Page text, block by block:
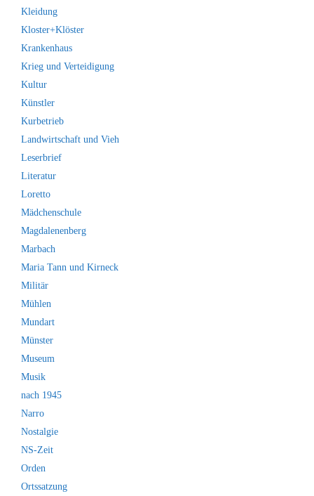
Kleidung
Kloster+Klöster
Krankenhaus
Krieg und Verteidigung
Kultur
Künstler
Kurbetrieb
Landwirtschaft und Vieh
Leserbrief
Literatur
Loretto
Mädchenschule
Magdalenenberg
Marbach
Maria Tann und Kirneck
Militär
Mühlen
Mundart
Münster
Museum
Musik
nach 1945
Narro
Nostalgie
NS-Zeit
Orden
Ortssatzung